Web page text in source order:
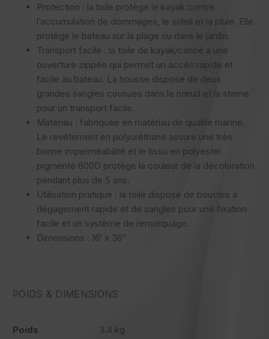
Protection : la toile protège le kayak contre
l’accumulation de dommages, le soleil et la pluie. Elle
protège le bateau sur la plage ou dans le jardin.
Transport facile : la toile de kayak/canoë a une
ouverture zippée qui permet un accès rapide et
facile au bateau. La housse dispose de deux
grandes sangles cousues dans le nœud et la sterne
pour un transport facile.
Matériau : fabriquée en matériau de qualité marine.
Le revêtement en polyuréthane assure une très
bonne imperméabilité et le tissu en polyester
pigmenté 600D protège la couleur de la décoloration
pendant plus de 5 ans.
Utilisation pratique : la toile dispose de boucles à
dégagement rapide et de sangles pour une fixation
facile et un système de remorquage.
Dimensions : 16′ x 36″
POIDS & DIMENSIONS
Poids 3.4 kg